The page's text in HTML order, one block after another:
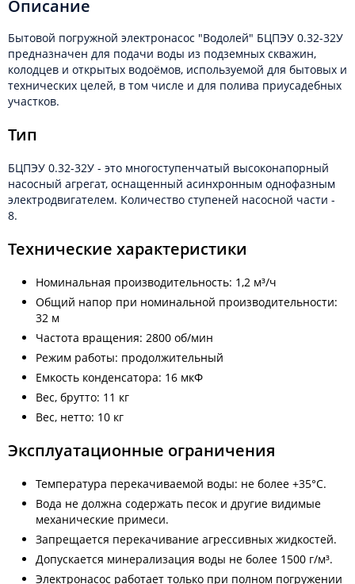
Описание
Бытовой погружной электронасос "Водолей" БЦПЭУ 0.32-32У
предназначен для подачи воды из подземных скважин,
колодцев и открытых водоёмов, используемой для бытовых и
технических целей, в том числе и для полива приусадебных
участков.
Тип
БЦПЭУ 0.32-32У - это многоступенчатый высоконапорный
насосный агрегат, оснащенный асинхронным однофазным
электродвигателем. Количество ступеней насосной части -
8.
Технические характеристики
Номинальная производительность: 1,2 м³/ч
Общий напор при номинальной производительности:
32 м
Частота вращения: 2800 об/мин
Режим работы: продолжительный
Емкость конденсатора: 16 мкФ
Вес, брутто: 11 кг
Вес, нетто: 10 кг
Эксплуатационные ограничения
Температура перекачиваемой воды: не более +35°С.
Вода не должна содержать песок и другие видимые
механические примеси.
Запрещается перекачивание агрессивных жидкостей.
Допускается минерализация воды не более 1500 г/м³.
Электронасос работает только при полном погружении